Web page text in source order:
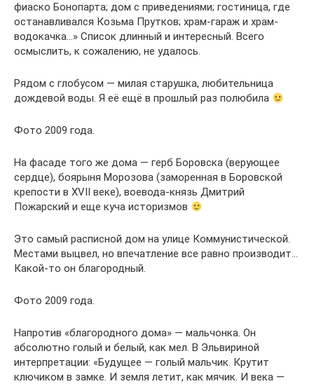
фиаско Бонопарта; дом с приведениями; гостиница, где
останавливался Козьма Прутков; храм-гараж и храм-
водокачка…» Список длинный и интересный. Всего
осмыслить, к сожалению, не удалось.
Рядом с глобусом — милая старушка, любительница
дождевой воды. Я её ещё в прошлый раз полюбила
Фото 2009 года.
На фасаде того же дома — герб Боровска (верующее
сердце), боярыня Морозова (заморенная в Боровской
крепости в XVII веке), воевода-князь Дмитрий
Пожарский и еще куча историзмов
Это самый расписной дом на улице Коммунистической.
Местами выцвел, но впечатление все равно производит…
Какой-то он благородный.
Фото 2009 года.
Напротив «благородного дома» — мальчонка. Он
абсолютно голый и белый, как мел. В Эльвириной
интерпретации: «Будущее — голый мальчик. Крутит
ключиком в замке. И земля летит, как мячик. И века —